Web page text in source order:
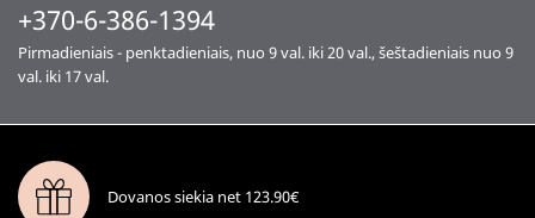
+370-6-386-1394
Pirmadieniais - penktadieniais, nuo 9 val. iki 20 val., šeštadieniais nuo 9
val. iki 17 val.
Dovanos siekia net 123.90€